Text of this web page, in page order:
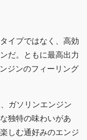
イプではなく、高効
だ。ともに最高出力
ジンのフィーリング
ガソリンエンジン
独特の味わいがあ
しむ通好みのエンジ